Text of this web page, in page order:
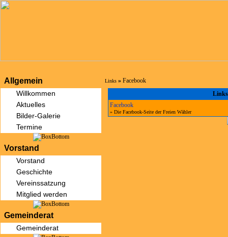
Allgemein
Willkommen
Aktuelles
Bilder-Galerie
Termine
Vorstand
Vorstand
Geschichte
Vereinssatzung
Mitglied werden
Gemeinderat
Gemeinderat
Links » Facebook
Links
Facebook
» Die Facebook-Seite der Freien Wähler